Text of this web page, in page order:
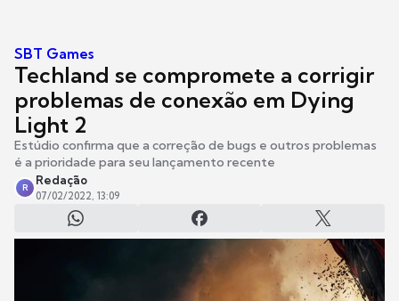
SBT Games
Techland se compromete a corrigir
problemas de conexão em Dying
Light 2
Estúdio confirma que a correção de bugs e outros problemas
é a prioridade para seu lançamento recente
R
Redação
07/02/2022, 13:09